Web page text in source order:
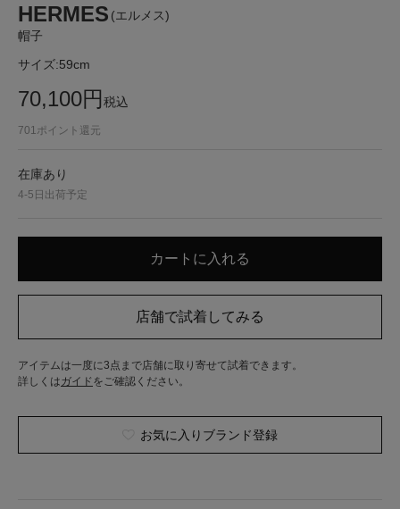
HERMES (エルメス)
帽子
サイズ:59cm
70,100円税込
701 ポイント還元
在庫あり
4-5日出荷予定
アイテムは一度に3点まで店舗に取り寄せて試着できます。
詳しくはガイド をご確認ください。
お気に入りブランド登録